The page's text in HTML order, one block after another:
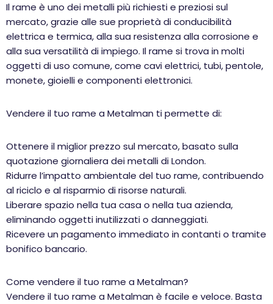
Il rame è uno dei metalli più richiesti e preziosi sul
mercato, grazie alle sue proprietà di conducibilità
elettrica e termica, alla sua resistenza alla corrosione e
alla sua versatilità di impiego. Il rame si trova in molti
oggetti di uso comune, come cavi elettrici, tubi, pentole,
monete, gioielli e componenti elettronici.
Vendere il tuo rame a Metalman ti permette di:
Ottenere il miglior prezzo sul mercato, basato sulla
quotazione giornaliera dei metalli di London.
Ridurre l’impatto ambientale del tuo rame, contribuendo
al riciclo e al risparmio di risorse naturali.
Liberare spazio nella tua casa o nella tua azienda,
eliminando oggetti inutilizzati o danneggiati.
Ricevere un pagamento immediato in contanti o tramite
bonifico bancario.
Come vendere il tuo rame a Metalman?
Vendere il tuo rame a Metalman è facile e veloce. Basta